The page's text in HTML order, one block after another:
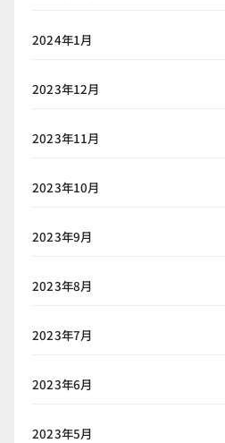
2024年1月
2023年12月
2023年11月
2023年10月
2023年9月
2023年8月
2023年7月
2023年6月
2023年5月